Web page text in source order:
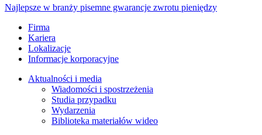
Najlepsze w branży pisemne gwarancje zwrotu pieniędzy
Firma
Kariera
Lokalizacje
Informacje korporacyjne
Aktualności i media
Wiadomości i spostrzeżenia
Studia przypadku
Wydarzenia
Biblioteka materiałów wideo